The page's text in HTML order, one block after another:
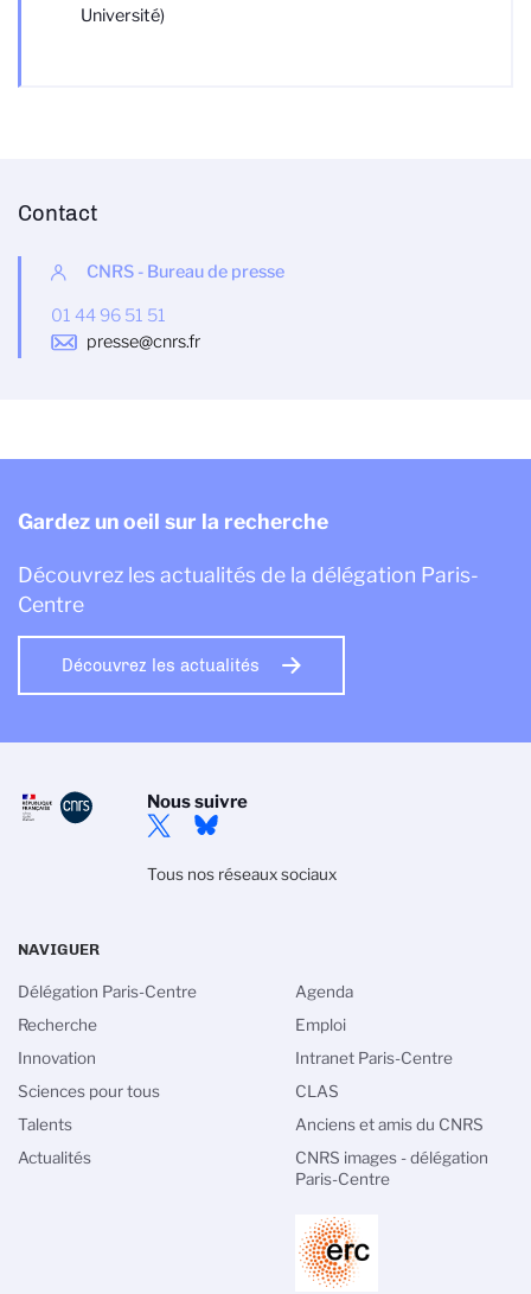
Université)
Contact
CNRS - Bureau de presse
01 44 96 51 51
presse@cnrs.fr
Gardez un oeil sur la recherche
Découvrez les actualités de la délégation Paris-
Centre
Découvrez les actualités
Nous suivre
Tous nos réseaux sociaux
NAVIGUER
Délégation Paris-Centre
Recherche
Innovation
Sciences pour tous
Talents
Actualités
Agenda
Emploi
Intranet Paris-Centre
CLAS
Anciens et amis du CNRS
CNRS images - délégation
Paris-Centre
sur les cookies qu’il utilise et le contrôle